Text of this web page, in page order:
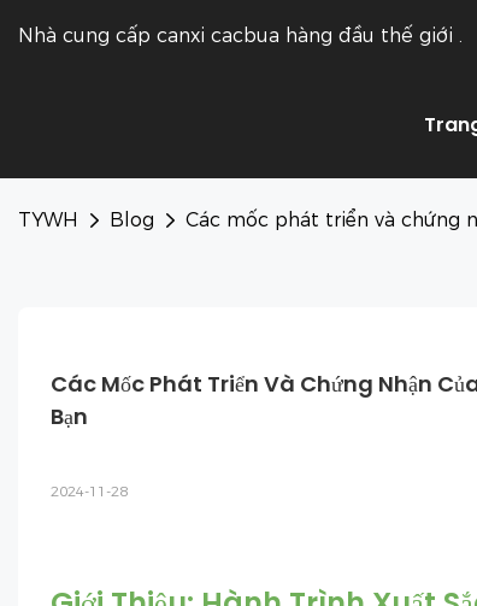
Nhà cung cấp canxi cacbua hàng đầu thế giới .
TYWH Blog Các mốc phát triển và chứng
Các Mốc Phát Triển Và Chứng Nhận
Bạn
2024-11-28